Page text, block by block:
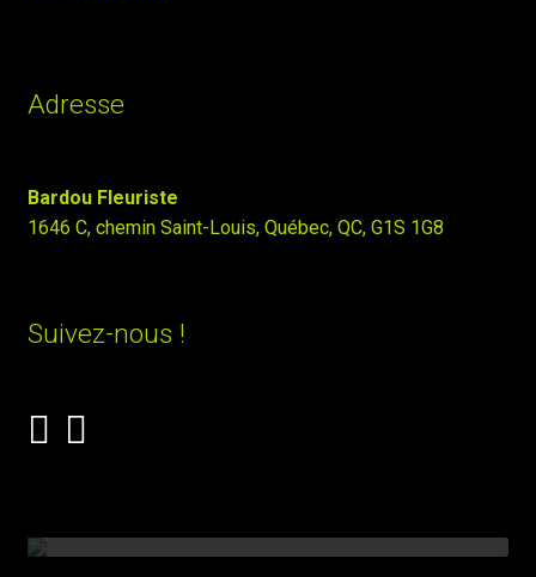
Adresse
Bardou Fleuriste
1646 C, chemin Saint-Louis, Québec, QC, G1S 1G8
Suivez-nous !